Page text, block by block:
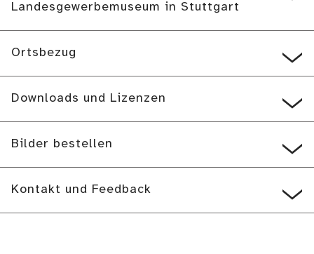
Landesgewerbemuseum in Stuttgart
Ortsbezug
Downloads und Lizenzen
Bilder bestellen
Kontakt und Feedback